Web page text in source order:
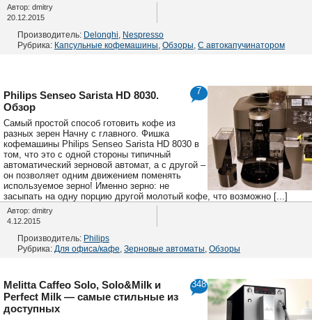
Автор: dmitry
20.12.2015
Производитель: Delonghi Nespresso
Рубрика: Капсульные кофемашины Обзоры С автокапучинатором
7
Philips Senseo Sarista HD 8030.
Обзор
Самый простой способ готовить кофе из
разных зерен Начну с главного. Фишка
кофемашины Philips Senseo Sarista HD 8030 в
том, что это с одной стороны типичный
автоматический зерновой автомат, а с другой –
он позволяет одним движением поменять
используемое зерно! Именно зерно: не
засыпать на одну порцию другой молотый кофе, что возможно [...]
Автор: dmitry
4.12.2015
Производитель: Philips
Рубрика: Для офиса/кафе Зерновые автоматы Обзоры
348
Melitta Caffeo Solo, Solo&Milk и
Perfect Milk — cамые стильные из
доступных